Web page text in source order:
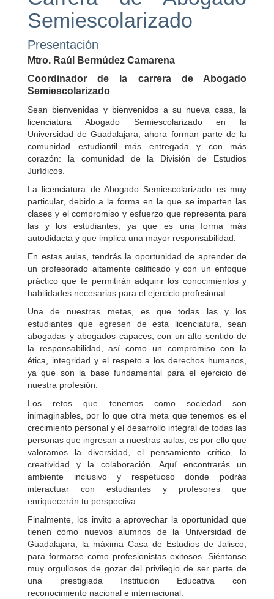
Semiescolarizado
Presentación
Mtro. Raúl Bermúdez Camarena
Coordinador de la carrera de Abogado
Semiescolarizado
Sean bienvenidas y bienvenidos a su nueva casa, la
licenciatura Abogado Semiescolarizado en la
Universidad de Guadalajara, ahora forman parte de la
comunidad estudiantil más entregada y con más
corazón: la comunidad de la División de Estudios
Jurídicos.
La licenciatura de Abogado Semiescolarizado es muy
particular, debido a la forma en la que se imparten las
clases y el compromiso y esfuerzo que representa para
las y los estudiantes, ya que es una forma más
autodidacta y que implica una mayor responsabilidad.
En estas aulas, tendrás la oportunidad de aprender de
un profesorado altamente calificado y con un enfoque
práctico que te permitirán adquirir los conocimientos y
habilidades necesarias para el ejercicio profesional.
Una de nuestras metas, es que todas las y los
estudiantes que egresen de esta licenciatura, sean
abogadas y abogados capaces, con un alto sentido de
la responsabilidad, así como un compromiso con la
ética, integridad y el respeto a los derechos humanos,
ya que son la base fundamental para el ejercicio de
nuestra profesión.
Los retos que tenemos como sociedad son
inimaginables, por lo que otra meta que tenemos es el
crecimiento personal y el desarrollo integral de todas las
personas que ingresan a nuestras aulas, es por ello que
valoramos la diversidad, el pensamiento crítico, la
creatividad y la colaboración. Aquí encontrarás un
ambiente inclusivo y respetuoso donde podrás
interactuar con estudiantes y profesores que
enriquecerán tu perspectiva.
Finalmente, los invito a aprovechar la oportunidad que
tienen como nuevos alumnos de la Universidad de
Guadalajara, la máxima Casa de Estudios de Jalisco,
para formarse como profesionistas exitosos. Siéntanse
muy orgullosos de gozar del privilegio de ser parte de
una prestigiada Institución Educativa con
reconocimiento nacional e internacional.